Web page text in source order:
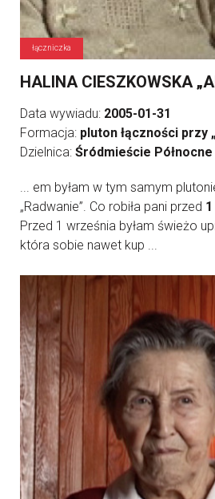
łączniczka
HALINA CIESZKOWSKA
Data wywiadu: 2005-01-31
Formacja: pluton łączności przy
Dzielnica: Śródmieście Północne
... em byłam w tym samym
„Radwanie”. Co robiła pani przed 1
Przed 1 września byłam świeżo
która sobie nawet kup ...